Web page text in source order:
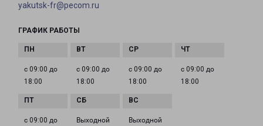
yakutsk-fr@pecom.ru
ГРАФИК РАБОТЫ
с 09:00 до
18:00
с 09:00 до
18:00
с 09:00 до
18:00
с 09:00 до
18:00
с 09:00 до
Выходной Выходной